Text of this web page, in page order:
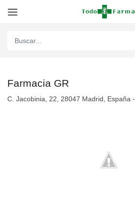
Farmacia GR
C. Jacobinia, 22, 28047 Madrid, España -